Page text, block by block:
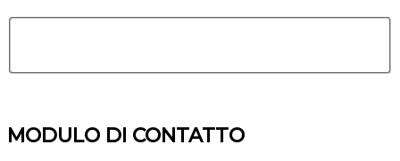
MODULO DI CONTATTO